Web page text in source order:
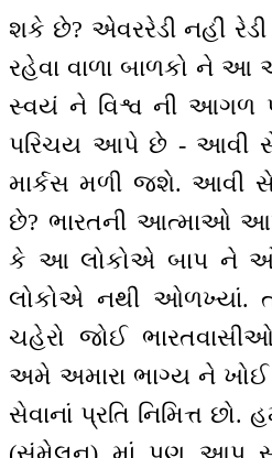
શકે છે? એવરરેડી નહીં રેડી
રહેવા વાળા બાળકો ને
સ્વયં ને વિશ્વ ની આગળ
પરિચય આપે છે - આવી
માર્કસ મળી જશે. આવી
છે? ભારતની આત્માઓ
કે આ લોકોએ બાપ ને
લોકોએ નથી ઓળખ્યાં.
ચહેરો જોઈ
અમે અમારા ભાગ્ય ને
સેવાનાં પ્રતિ નિમિત્ત છો.